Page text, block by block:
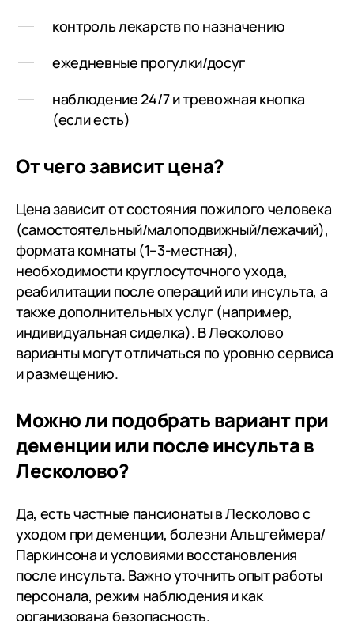
контроль лекарств по назначению
ежедневные прогулки/досуг
наблюдение 24/7 и тревожная кнопка
(если есть)
От чего зависит цена?
Цена зависит от состояния пожилого человека
(самостоятельный/малоподвижный/лежачий),
формата комнаты (1–3-местная),
необходимости круглосуточного ухода,
реабилитации после операций или инсульта, а
также дополнительных услуг (например,
индивидуальная сиделка). В Лесколово
варианты могут отличаться по уровню сервиса
и размещению.
Можно ли подобрать вариант при
деменции или после инсульта в
Лесколово?
Да, есть частные пансионаты в Лесколово с
уходом при деменции, болезни Альцгеймера/
Паркинсона и условиями восстановления
после инсульта. Важно уточнить опыт работы
персонала, режим наблюдения и как
организована безопасность.